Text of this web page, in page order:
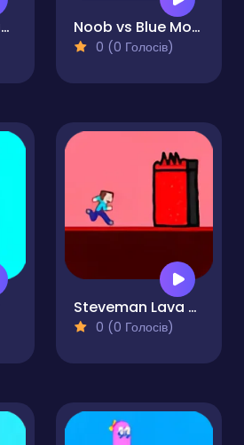
Virtual Boy Escape Noob vs Blue Monster
0 (0 Голосів)
Steveman Lava World
0 (0 Голосів)